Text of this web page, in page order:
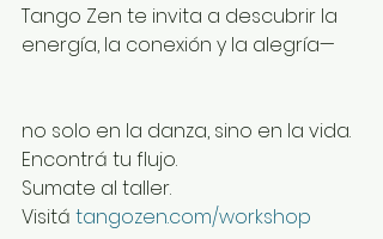
Tango Zen te invita a descubrir la
energía, la conexión y la alegría—
no solo en la danza, sino en la vida.
Encontrá tu flujo.
Sumate al taller.
Visitá tangozen.com/workshop